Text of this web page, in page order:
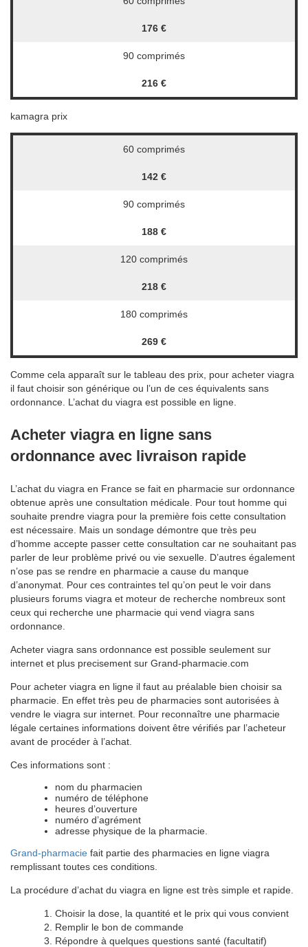
176 €
90 comprimés
216 €
kamagra prix
60 comprimés
142 €
90 comprimés
188 €
120 comprimés
218 €
180 comprimés
269 €
Comme cela apparaît sur le tableau des prix, pour acheter viagra
il faut choisir son générique ou l’un de ces équivalents sans
ordonnance. L’achat du viagra est possible en ligne.
Acheter viagra en ligne sans
ordonnance avec livraison rapide
L’achat du viagra en France se fait en pharmacie sur ordonnance
obtenue après une consultation médicale. Pour tout homme qui
souhaite prendre viagra pour la première fois cette consultation
est nécessaire. Mais un sondage démontre que très peu
d’homme accepte passer cette consultation car ne souhaitant pas
parler de leur problème privé ou vie sexuelle. D’autres également
n’ose pas se rendre en pharmacie a cause du manque
d’anonymat. Pour ces contraintes tel qu’on peut le voir dans
plusieurs forums viagra et moteur de recherche nombreux sont
ceux qui recherche une pharmacie qui vend viagra sans
ordonnance.
Acheter viagra sans ordonnance est possible seulement sur
internet et plus precisement sur Grand-pharmacie.com
Pour acheter viagra en ligne il faut au préalable bien choisir sa
pharmacie. En effet très peu de pharmacies sont autorisées à
vendre le viagra sur internet. Pour reconnaître une pharmacie
légale certaines informations doivent être vérifiés par l’acheteur
avant de procéder à l’achat.
Ces informations sont :
nom du pharmacien
numéro de téléphone
heures d’ouverture
numéro d’agrément
adresse physique de la pharmacie.
Grand-pharmacie fait partie des pharmacies en ligne viagra
remplissant toutes ces conditions.
La procédure d’achat du viagra en ligne est très simple et rapide.
Choisir la dose, la quantité et le prix qui vous convient
Remplir le bon de commande
Répondre à quelques questions santé (facultatif)